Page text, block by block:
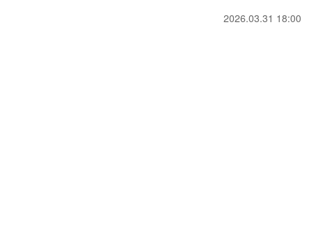
2026.03.31 18:00